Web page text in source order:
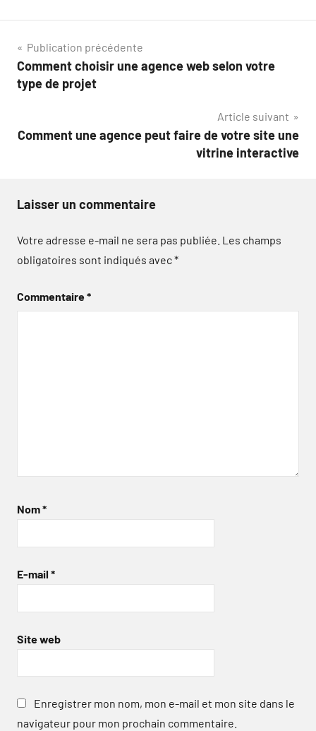
Navigation
de
Publication précédente
Comment choisir une agence web selon votre
type de projet
Article suivant
Comment une agence peut faire de votre site une
vitrine interactive
Laisser un commentaire
Votre adresse e-mail ne sera pas publiée. Les champs
obligatoires sont indiqués avec*
Commentaire*
Nom*
E-mail *
Site web
Enregistrer mon nom, mon e-mail et mon site dans le
navigateur pour mon prochain commentaire.